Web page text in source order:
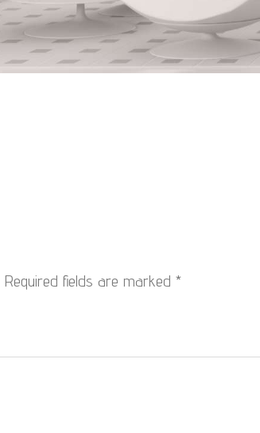
Required fields are marked *